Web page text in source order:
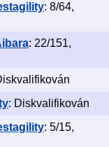
: 8/64,
: 22/151,
: Diskvalifikován
: 5/15,